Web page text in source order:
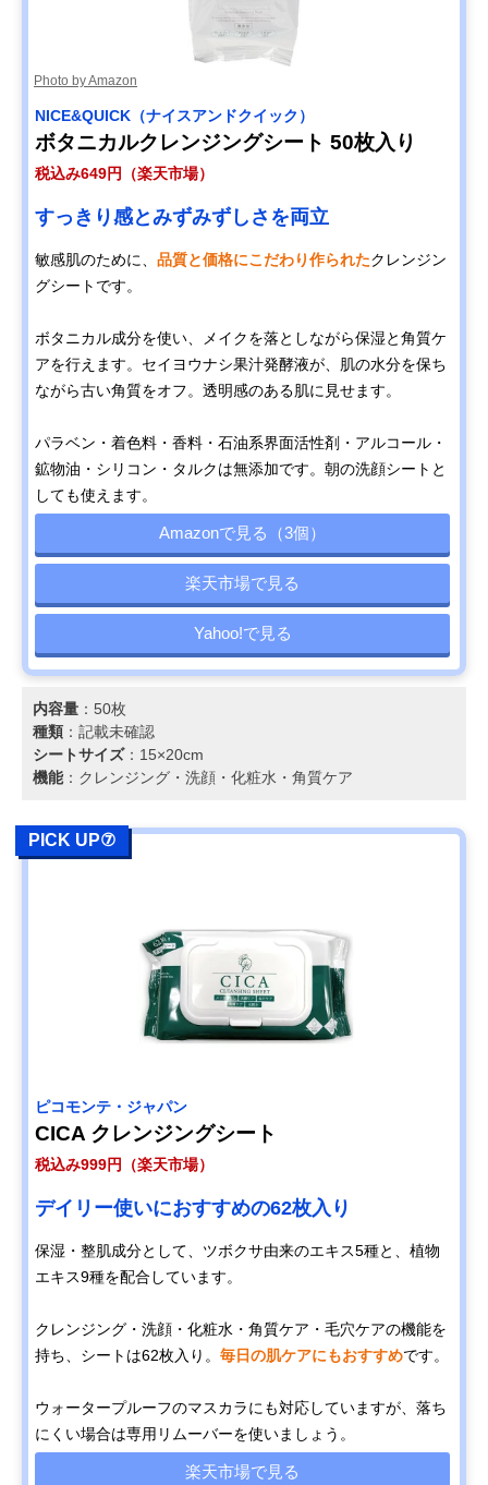
Photo by Amazon
NICE&QUICK（ナイスアンドクイック）
ボタニカルクレンジングシート 50枚入り
税込み649円（楽天市場）
すっきり感とみずみずしさを両立
敏感肌のために、 品質と価格にこだわり作られたクレンジン
グシートです。
ボタニカル成分を使い、メイクを落としながら保湿と角質ケ
アを行えます。セイヨウナシ果汁発酵液が、肌の水分を保ち
ながら古い角質をオフ。透明感のある肌に見せます。
パラベン・着色料・香料・石油系界面活性剤・アルコール・
鉱物油・シリコン・タルクは無添加です。朝の洗顔シートと
しても使えます。
Amazonで見る（3個）
楽天市場で見る
Yahoo!で見る
内容量 ：50枚
種類 ：記載未確認
シートサイズ：15×20cm
機能：クレンジング・洗顔・化粧水・角質ケア
PICK UP⑦
ピコモンテ・ジャパン
CICA クレンジングシート
税込み999円（楽天市場）
デイリー使いにおすすめの62枚入り
保湿・整肌成分として、ツボクサ由来のエキス5種と、植物
エキス9種を配合しています。
クレンジング・洗顔・化粧水・角質ケア・毛穴ケアの機能を
持ち、シートは62枚入り。 毎日の肌ケアにもおすすめです。
ウォータープルーフのマスカラにも対応していますが、落ち
にくい場合は専用リムーバーを使いましょう。
楽天市場で見る